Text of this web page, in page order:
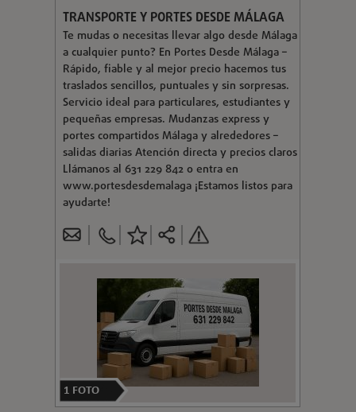
TRANSPORTE Y PORTES DESDE MÁLAGA
Te mudas o necesitas llevar algo desde Málaga
a cualquier punto? En Portes Desde Málaga –
Rápido, fiable y al mejor precio hacemos tus
traslados sencillos, puntuales y sin sorpresas.
Servicio ideal para particulares, estudiantes y
pequeñas empresas. Mudanzas express y
portes compartidos Málaga y alrededores –
salidas diarias Atención directa y precios claros
Llámanos al 631 229 842 o entra en
www.portesdesdemalaga ¡Estamos listos para
ayudarte!
1 FOTO